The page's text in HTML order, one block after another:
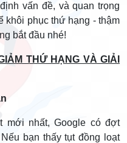
vấn đề, và quan trọng
khôi phục thứ hạng - thậm
bắt đầu nhé!
THỨ HẠNG VÀ GIẢI
nhất, Google có đợt
bạn thấy tụt đồng loạt